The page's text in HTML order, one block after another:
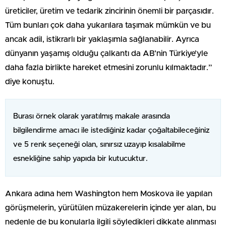
üreticiler, üretim ve tedarik zincirinin önemli bir parçasıdır.
Tüm bunları çok daha yukarılara taşımak mümkün ve bu
ancak adil, istikrarlı bir yaklaşımla sağlanabilir. Ayrıca
dünyanın yaşamış olduğu çalkantı da AB’nin Türkiye’yle
daha fazla birlikte hareket etmesini zorunlu kılmaktadır.”
diye konuştu.
Burası örnek olarak yaratılmış makale arasında
bilgilendirme amacı ile istediğiniz kadar çoğaltabileceğiniz
ve 5 renk seçeneği olan, sınırsız uzayıp kısalabilme
esnekliğine sahip yapıda bir kutucuktur.
Ankara adına hem Washington hem Moskova ile yapılan
görüşmelerin, yürütülen müzakerelerin içinde yer alan, bu
nedenle de bu konularla ilgili söyledikleri dikkate alınması